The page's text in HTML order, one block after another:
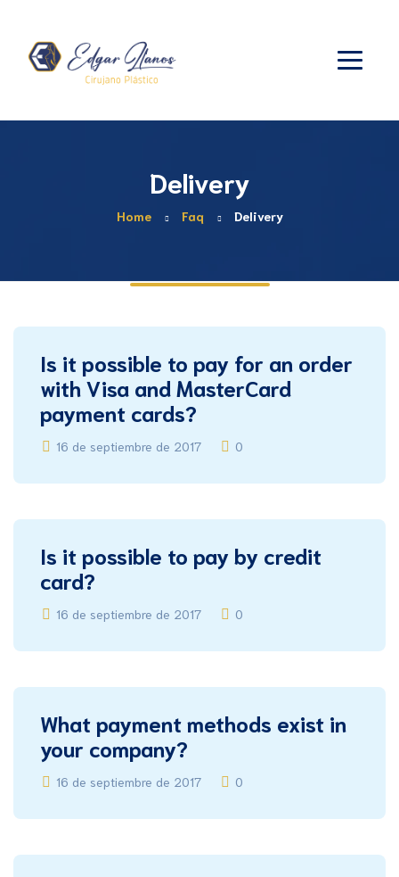
Delivery
Home Faq Delivery
Is it possible to pay for an order
with Visa and MasterCard
payment cards?
16 de septiembre de 2017 0
Is it possible to pay by credit
card?
16 de septiembre de 2017 0
What payment methods exist in
your company?
16 de septiembre de 2017 0